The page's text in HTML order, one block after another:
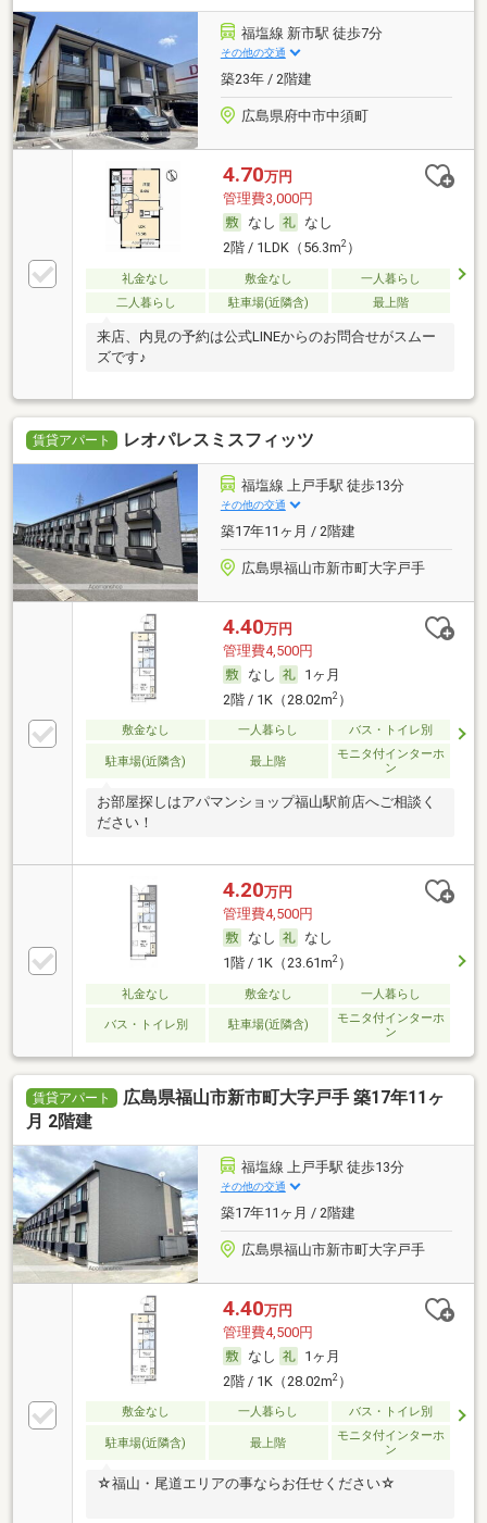
福塩線 新市駅 徒歩7分
その他の交通
築23年 / 2階建
広島県府中市中須町
4.70万円
管理費3,000円
なし
なし
2階 / 1LDK（56.3m2）
礼金なし 敷金なし
一人暮らし
二人暮らし
駐車場(近隣含) 最上階
来店、内見の予約は公式LINEからのお問合せがスムー
ズです♪
賃貸アパート レオパレスミスフィッツ
福塩線 上戸手駅 徒歩13分
その他の交通
築17年11ヶ月 / 2階建
広島県福山市新市町大字戸手
4.40万円
管理費4,500円
なし
1ヶ月
2階 / 1K（28.02m2）
敷金なし 一人暮らし バス・トイレ別
駐車場(近隣含) 最上階
モニタ付インターホ
ン
お部屋探しはアパマンショップ福山駅前店へご相談く
ださい！
4.20万円
管理費4,500円
なし
なし
1階 / 1K（23.61m2）
礼金なし 敷金なし 一人暮らし
バス・トイレ別 駐車場(近隣含)
モニタ付インターホ
ン
賃貸アパート
広島県福山市新市町大字戸手 築17年11ヶ
月 2階建
福塩線 上戸手駅 徒歩13分
その他の交通
築17年11ヶ月 / 2階建
広島県福山市新市町大字戸手
4.40万円
管理費4,500円
なし
1ヶ月
2階 / 1K（28.02m2）
敷金なし 一人暮らし バス・トイレ別
駐車場(近隣含) 最上階
モニタ付インターホ
ン
☆福山・尾道エリアの事ならお任せください☆